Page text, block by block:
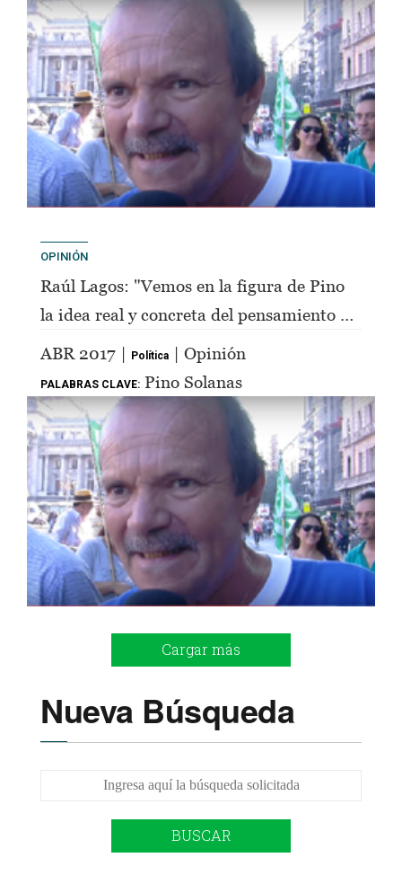
OPINIÓN
Raúl Lagos: "Vemos en la figura de Pino
la idea real y concreta del pensamiento de
Perón"
ABR 2017 | Política | Opinión
PALABRAS CLAVE: Pino Solanas
Cargar más
Nueva Búsqueda
BUSCAR